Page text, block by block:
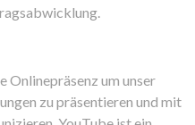
Onlinepräsenz um unser
zu präsentieren und mit